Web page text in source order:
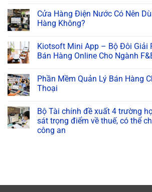
Cửa Hàng Điện Nước Có Nên
Hàng Không?
Kiotsoft Mini App – Bộ Đôi Giải
Bán Hàng Online Cho Ngành
Phần Mềm Quản Lý Bán Hàng
Thoại
Bộ Tài chính đề xuất 4 trường
sát trọng điểm về thuế, có thể
công an